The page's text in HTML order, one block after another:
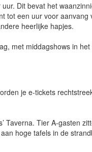
Dit bevat het
tot een uur voor
heerlijke hapjes.
met middagshows in
je e-tickets
Taverna. Tier A-gasten
hoge tafels in de